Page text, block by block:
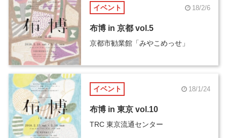
イベント 18/2/6
布博 in 京都 vol.5
京都市勧業館「みやこめっせ」
イベント 18/1/24
布博 in 東京 vol.10
TRC 東京流通センター